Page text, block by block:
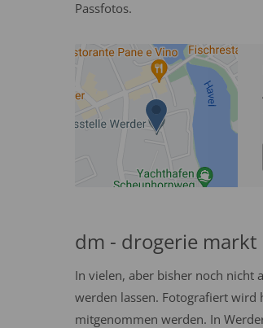
Passfotos.
dm - drogerie markt
In vielen, aber bisher noch nicht
werden lassen. Fotografiert
mitgenommen werden. In